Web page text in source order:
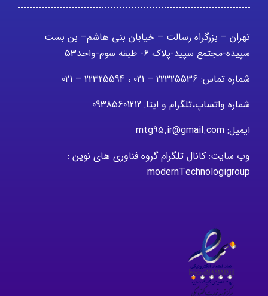
تهران – بزرگراه رسالت – خیابان بنی هاشم– بن بست
سپیده-مجتمع سپید-پلاک 6- طبقه سوم-واحد53
شماره تماس: 22325536 – 021 ، 22325594 – 021
شماره واتساپ،تلگرام و ایتا: 09385601212
ایمیل: mtg95.ir@gmail.com
وب سایت: کانال تلگرام گروه فناوری های نوین :
modernTechnologigroup